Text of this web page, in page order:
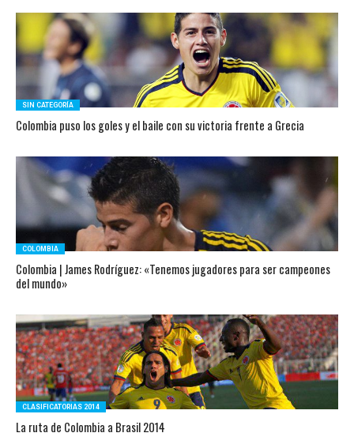
SIN CATEGORÍA
Colombia puso los goles y el baile con su victoria frente a Grecia
COLOMBIA
Colombia | James Rodríguez: «Tenemos jugadores para ser campeones
del mundo»
CLASIFICATORIAS 2014
La ruta de Colombia a Brasil 2014